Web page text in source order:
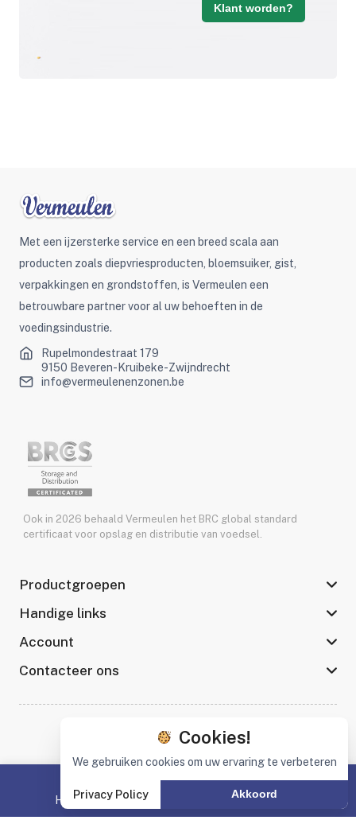
Home Productgroepen Zoeken
Klant worden?
Met een ijzersterke service en een breed scala aan
producten zoals diepvriesproducten, bloemsuiker, gist,
verpakkingen en grondstoffen, is Vermeulen een
betrouwbare partner voor al uw behoeften in de
voedingsindustrie.
Rupelmondestraat 179
9150 Beveren-Kruibeke-Zwijndrecht
info@vermeulenenzonen.be
Ook in 2026 behaald Vermeulen het BRC global standard
certificaat voor opslag en distributie van voedsel.
Productgroepen
Handige links
Account
Contacteer ons
©2026 Vermeulen en Zonen
Cookies!
We gebruiken cookies om uw ervaring te verbeteren
Privacy Policy Akkoord